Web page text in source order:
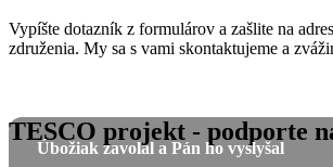
Vypíšte dotazník z formulárov a zašlite na
združenia. My sa s vami skontaktujeme a
Úbožiak zavolal a Pán ho vyslyšal
TESCO projekt - podporte